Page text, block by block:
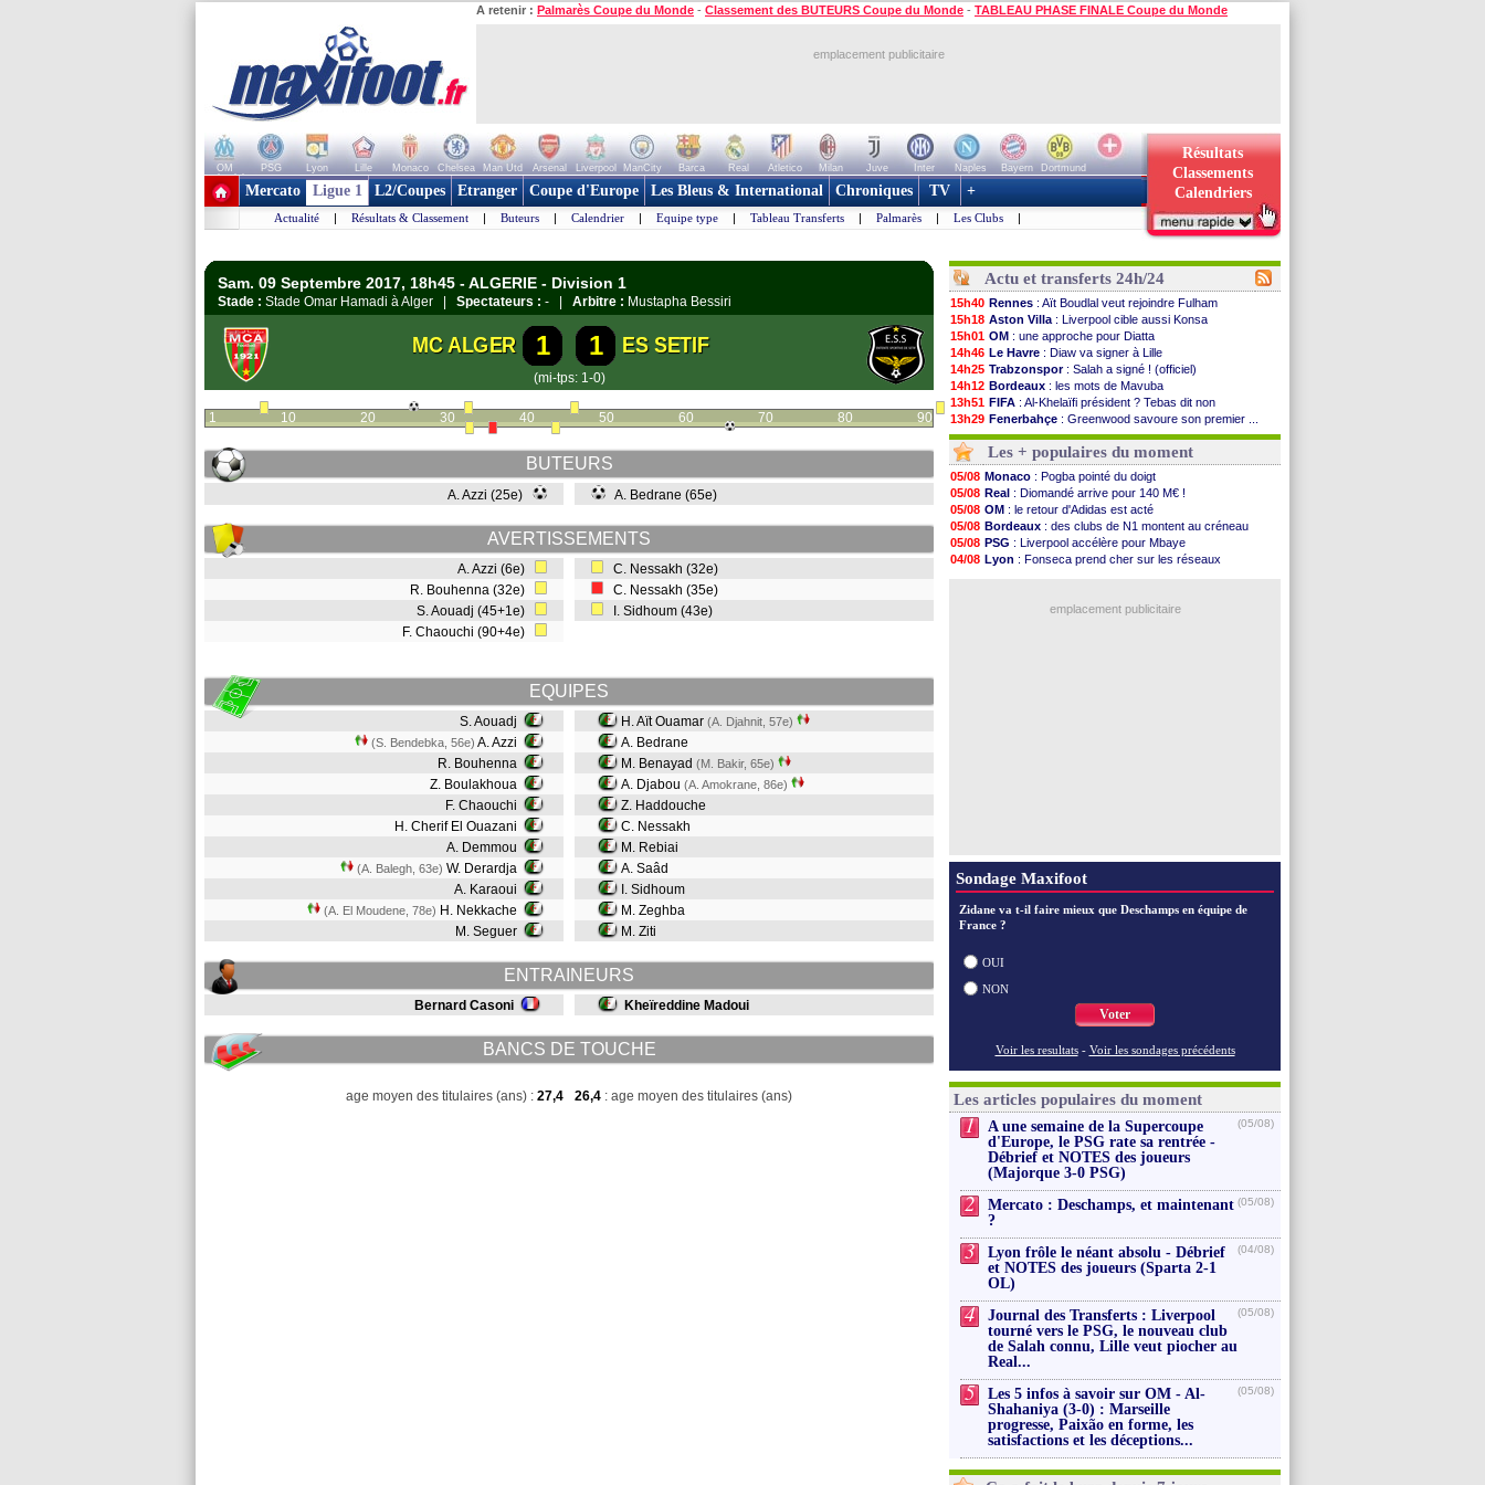
A retenir : Palmarès Coupe du Monde - Classement des BUTEURS Coupe du Monde - TABLEAU PHASE FINALE Coupe du Monde
emplacement publicitaire
OM PSG Lyon Lille Monaco Chelsea Man Utd Arsenal Liverpool ManCity Barca Real Atletico Milan Juve Inter Naples Bayern
Dortmund
+ de clubs
Résultats
Classements
Calendriers
Mercato Ligue 1 L2/Coupes Etranger Coupe d'Europe Les Bleus & International Chroniques TV +
Actualité | Résultats & Classement | Buteurs | Calendrier | Equipe type | Tableau Transferts | Palmarès | Les Clubs |
Sam. 09 Septembre 2017, 18h45 - ALGERIE - Division 1
Stade : Stade Omar Hamadi à Alger | Spectateurs : - | Arbitre : Mustapha Bessiri
MC ALGER 1 1 ES SETIF
(mi-tps: 1-0)
1 10 20 30 40 50 60 70 80 90
BUTEURS
A. Azzi (25e) A. Bedrane (65e)
AVERTISSEMENTS
A. Azzi (6e)
R. Bouhenna (32e)
S. Aouadj (45+1e)
F. Chaouchi (90+4e)
C. Nessakh (32e)
C. Nessakh (35e)
I. Sidhoum (43e)
EQUIPES
S. Aouadj
(S. Bendebka, 56e) A. Azzi
R. Bouhenna
Z. Boulakhoua
F. Chaouchi
H. Cherif El Ouazani
A. Demmou
(A. Balegh, 63e) W. Derardja
A. Karaoui
(A. El Moudene, 78e) H. Nekkache
M. Seguer
H. Aït Ouamar (A. Djahnit, 57e)
A. Bedrane
M. Benayad (M. Bakir, 65e)
A. Djabou (A. Amokrane, 86e)
Z. Haddouche
C. Nessakh
M. Rebiai
A. Saâd
I. Sidhoum
M. Zeghba
M. Ziti
ENTRAINEURS
Bernard Casoni Kheïreddine Madoui
BANCS DE TOUCHE
age moyen des titulaires (ans) : 27,4 26,4 : age moyen des titulaires (ans)
Actu et transferts 24h/24
15h40 Rennes : Aït Boudlal veut rejoindre Fulham
15h18 Aston Villa : Liverpool cible aussi Konsa
15h01 OM : une approche pour Diatta
14h46 Le Havre : Diaw va signer à Lille
14h25 Trabzonspor : Salah a signé ! (officiel)
14h12 Bordeaux : les mots de Mavuba
13h51 FIFA : Al-Khelaïfi président ? Tebas dit non
13h29 Fenerbahçe : Greenwood savoure son premier ...
13h11 Bordeaux: Mavuba n'est plus l'entraîneur (off.)
12h46
Galatasaray: Milan rejette 35 M€ pour Leão
12h28 Southampton: D. Traoré prêté au Mans (officiel)
12h10
Real: Vinicius tout proche de prolonger !
11h58
VIDEO: un accueil impressionnant pour Salah !
11h35
Real: Diomandé attendu ce jeudi à Madrid !
11h19
Real: Rodri, la piste Barça se confirme
11h07
PSG : Akliouche arrive ce jeudi à Paris !
10h53
Médias : la Liga quitte beIN Sports !
: Ferran Torres donne son feu vert au ...
Les + populaires du moment
05/08 Monaco : Pogba pointé du doigt
05/08 Real : Diomandé arrive pour 140 M€ !
05/08 OM : le retour d'Adidas est acté
05/08 Bordeaux : des clubs de N1 montent au créneau
05/08 PSG : Liverpool accélère pour Mbaye
04/08 Lyon : Fonseca prend cher sur les réseaux
emplacement publicitaire
Sondage Maxifoot
Zidane va t-il faire mieux que Deschamps en équipe de
France ?
OUI
NON
Voter
Voir les resultats - Voir les sondages précédents
Les articles populaires du moment
1
A une semaine de la Supercoupe
d'Europe, le PSG rate sa rentrée -
Débrief et NOTES des joueurs
(Majorque 3-0 PSG)
(05/08)
2
Mercato : Deschamps, et maintenant
?
(05/08)
3
Lyon frôle le néant absolu - Débrief
et NOTES des joueurs (Sparta 2-1
OL)
(04/08)
4
Journal des Transferts : Liverpool
tourné vers le PSG, le nouveau club
de Salah connu, Lille veut piocher au
Real...
(05/08)
5
Les 5 infos à savoir sur OM - Al-
Shahaniya (3-0) : Marseille
progresse, Paixão en forme, les
satisfactions et les déceptions...
(05/08)